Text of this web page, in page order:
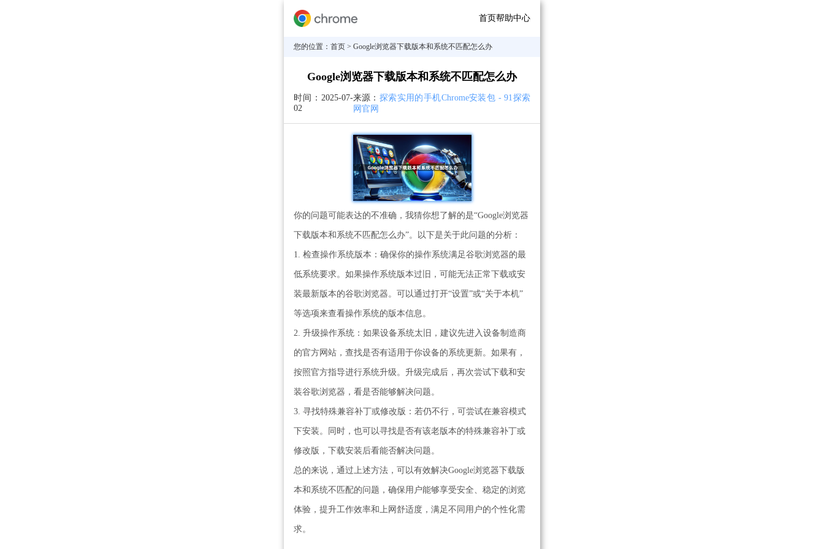
首页帮助中心
您的位置： 首页 > Google浏览器下载版本和系统不匹配怎么办
Google浏览器下载版本和系统不匹配怎么办
时间： 2025-07-
02
来源： 探索实用的手机Chrome安装包 - 91探索
网官网
你的问题可能表达的不准确，我猜你想了解的是“Google浏览器
下载版本和系统不匹配怎么办”。以下是关于此问题的分析：
1. 检查操作系统版本：确保你的操作系统满足谷歌浏览器的最
低系统要求。如果操作系统版本过旧，可能无法正常下载或安
装最新版本的谷歌浏览器。可以通过打开“设置”或“关于本机”
等选项来查看操作系统的版本信息。
2. 升级操作系统：如果设备系统太旧，建议先进入设备制造商
的官方网站，查找是否有适用于你设备的系统更新。如果有，
按照官方指导进行系统升级。升级完成后，再次尝试下载和安
装谷歌浏览器，看是否能够解决问题。
3. 寻找特殊兼容补丁或修改版：若仍不行，可尝试在兼容模式
下安装。同时，也可以寻找是否有该老版本的特殊兼容补丁或
修改版，下载安装后看能否解决问题。
总的来说，通过上述方法，可以有效解决Google浏览器下载版
本和系统不匹配的问题，确保用户能够享受安全、稳定的浏览
体验，提升工作效率和上网舒适度，满足不同用户的个性化需
求。